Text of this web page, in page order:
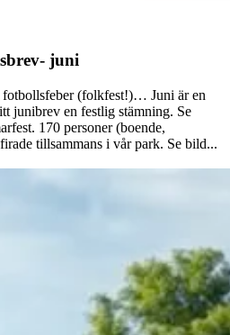
juni
fotbollsfeber (folkfest!)… Juni är en
junibrev en festlig stämning. Se
170 personer (boende,
tillsammans i vår park. Se bild...